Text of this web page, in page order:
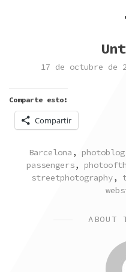
17 de octubre de
Comparte esto:
Compartir
POSTED
IN
Barcelona , photoblog
passengers,
streetphotography,
ABOUT